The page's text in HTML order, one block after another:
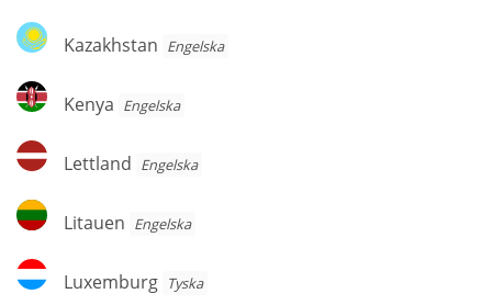
Kazakhstan
Kazakhstan Engelska
Kenya
Kenya Engelska
Lettland
Lettland Engelska
Litauen
Litauen Engelska
Luxemburg
Luxemburg Tyska